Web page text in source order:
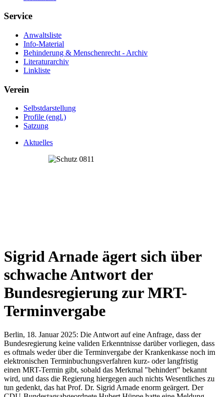
Service
Anwaltsliste
Info-Material
Behinderung & Menschenrecht - Archiv
Literaturarchiv
Linkliste
Verein
Selbstdarstellung
Profile (engl.)
Satzung
Aktuelles
Sigrid Arnade ägert sich über
schwache Antwort der
Bundesregierung zur MRT-
Terminvergabe
Berlin, 18. Januar 2025: Die Antwort auf eine Anfrage, dass der
Bundesregierung keine validen Erkenntnisse darüber vorliegen, dass
es oftmals weder über die Terminvergabe der Krankenkasse noch im
elektronischen Terminbuchungsverfahren kurz- oder langfristig
einen MRT-Termin gibt, sobald das Merkmal "behindert" bekannt
wird, und dass die Regierung hiergegen auch nichts Wesentliches zu
tun gedenkt, das hat Prof. Dr. Sigrid Arnade enorm geärgert. Der